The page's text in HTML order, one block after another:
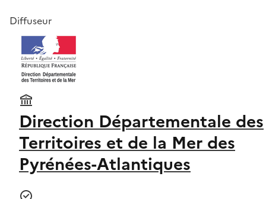
Diffuseur
Direction Départementale des
Territoires et de la Mer des
Pyrénées-Atlantiques